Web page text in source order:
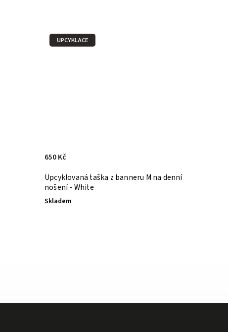
UPCYKLACE
Upcyklovaná taška z banneru M na denní
nošení - White
Skladem
650 Kč